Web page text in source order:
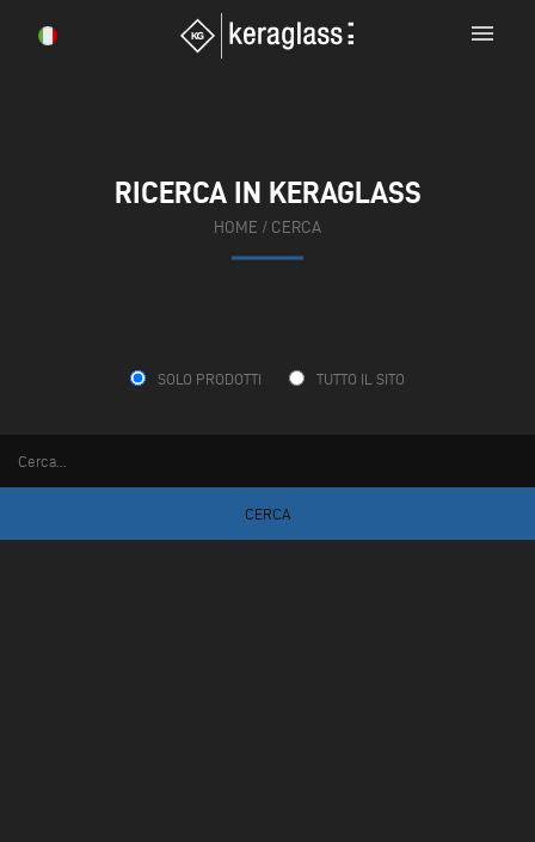
menu
RICERCA IN KERAGLASS
HOME / CERCA
SOLO PRODOTTI TUTTO IL SITO